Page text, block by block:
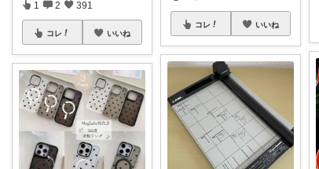
1 2 391
コレ いいね
コレ いいね